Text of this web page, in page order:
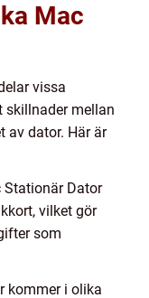
Mac
vissa
skillnader mellan
av dator. Här är
Stationär Dator
vilket gör
som
kommer i olika